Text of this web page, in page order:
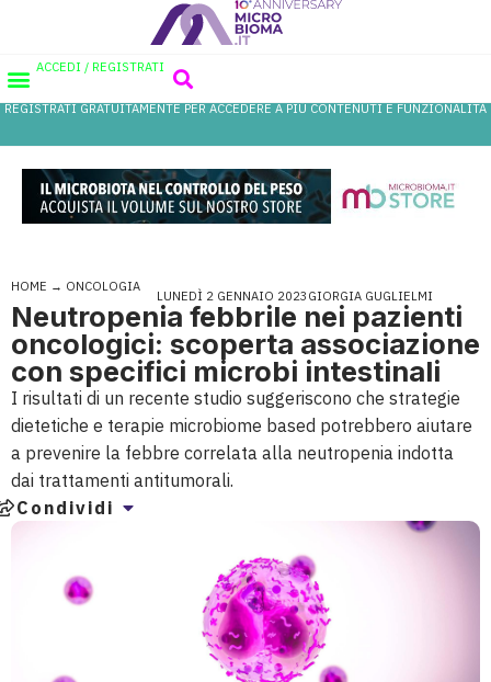
ACCEDI / REGISTRATI
REGISTRATI GRATUITAMENTE PER ACCEDERE A PIÙ CONTENUTI E FUNZIONALITÀ
HOME → ONCOLOGIA
LUNEDÌ 2 GENNAIO 2023 GIORGIA GUGLIELMI
Neutropenia febbrile nei pazienti
oncologici: scoperta associazione
con specifici microbi intestinali
I risultati di un recente studio suggeriscono che strategie
dietetiche e terapie microbiome based potrebbero aiutare
a prevenire la febbre correlata alla neutropenia indotta
dai trattamenti antitumorali.
Condividi